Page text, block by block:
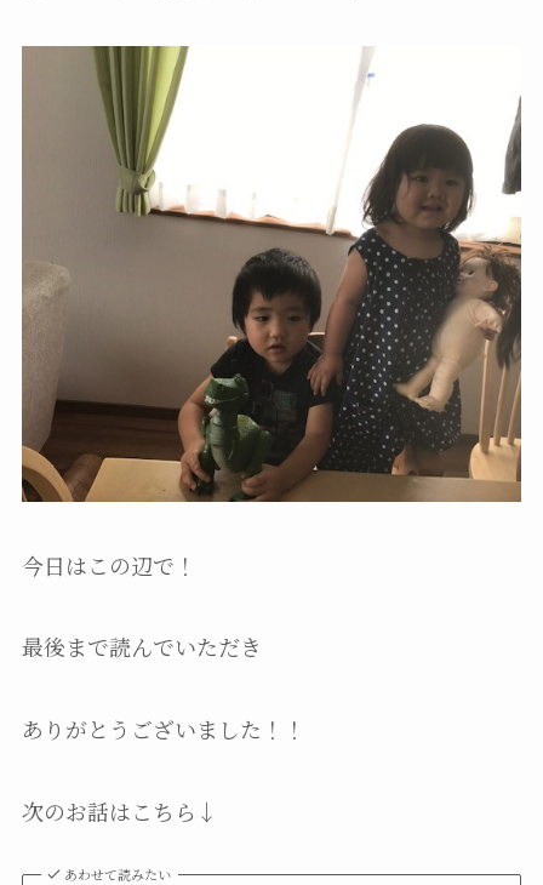
今日はこの辺で！
最後まで読んでいただき
ありがとうございました！！
次のお話はこちら↓
あわせて読みたい